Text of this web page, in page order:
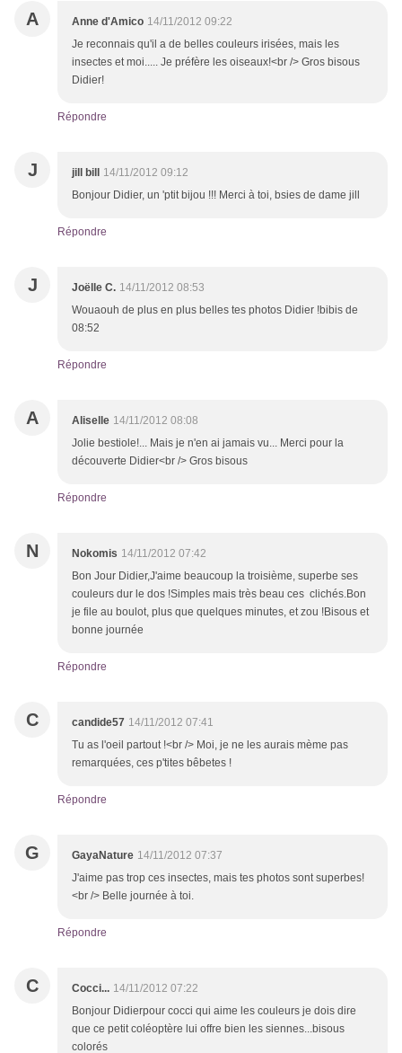
A Anne d'Amico 14/11/2012 09:22
Je reconnais qu'il a de belles couleurs irisées, mais les
insectes et moi..... Je préfère les oiseaux!<br /> Gros bisous
Didier!
Répondre
J jill bill
14/11/2012 09:12
Bonjour Didier, un 'ptit bijou !!! Merci à toi, bsies de dame jill
Répondre
J Joëlle C. 14/11/2012 08:53
Wouaouh de plus en plus belles tes photos Didier !bibis de
08:52
Répondre
A Aliselle 14/11/2012 08:08
Jolie bestiole!... Mais je n'en ai jamais vu... Merci pour la
découverte Didier<br /> Gros bisous
Répondre
N Nokomis 14/11/2012 07:42
Bon Jour Didier,J'aime beaucoup la troisième, superbe ses
couleurs dur le dos !Simples mais très beau ces clichés.Bon
je file au boulot, plus que quelques minutes, et zou !Bisous et
bonne journée
Répondre
C candide57 14/11/2012 07:41
Tu as l'oeil partout !<br /> Moi, je ne les aurais mème pas
remarquées, ces p'tites bêbetes !
Répondre
G GayaNature 14/11/2012 07:37
J'aime pas trop ces insectes, mais tes photos sont superbes!
<br /> Belle journée à toi.
Répondre
C Cocci... 14/11/2012 07:22
Bonjour Didierpour cocci qui aime les couleurs je dois dire
que ce petit coléoptère lui offre bien les siennes...bisous
colorés